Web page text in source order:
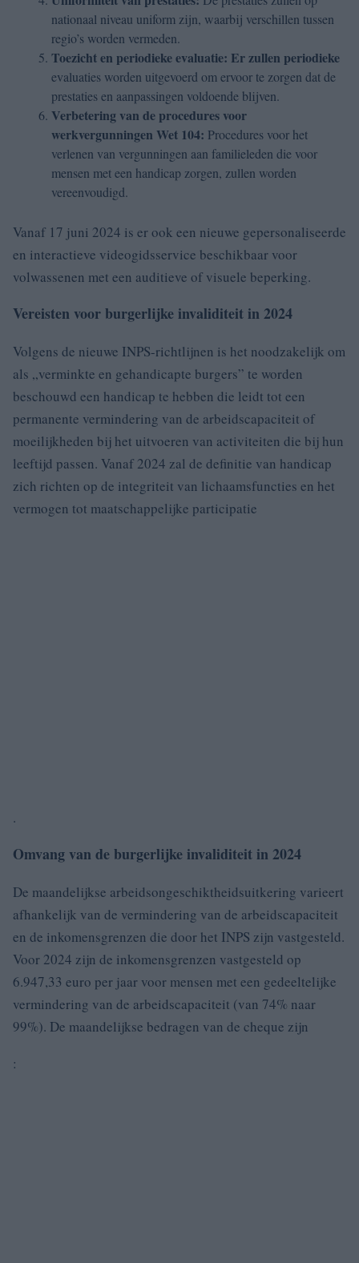
nationaal niveau uniform zijn, waarbij verschillen tussen
regio’s worden vermeden.
Toezicht en periodieke evaluatie: Er zullen periodieke
evaluaties worden uitgevoerd om ervoor te zorgen dat de
prestaties en aanpassingen voldoende blijven.
Verbetering van de procedures voor
werkvergunningen Wet 104: Procedures voor het
verlenen van vergunningen aan familieleden die voor
mensen met een handicap zorgen, zullen worden
vereenvoudigd.
Vanaf 17 juni 2024 is er ook een nieuwe gepersonaliseerde
en interactieve videogidsservice beschikbaar voor
volwassenen met een auditieve of visuele beperking.
Vereisten voor burgerlijke invaliditeit in 2024
Volgens de nieuwe INPS-richtlijnen is het noodzakelijk om
als „verminkte en gehandicapte burgers” te worden
beschouwd een handicap te hebben die leidt tot een
permanente vermindering van de arbeidscapaciteit of
moeilijkheden bij het uitvoeren van activiteiten die bij hun
leeftijd passen. Vanaf 2024 zal de definitie van handicap
zich richten op de integriteit van lichaamsfuncties en het
vermogen tot maatschappelijke participatie
.
Omvang van de burgerlijke invaliditeit in 2024
De maandelijkse arbeidsongeschiktheidsuitkering varieert
afhankelijk van de vermindering van de arbeidscapaciteit
en de inkomensgrenzen die door het INPS zijn vastgesteld.
Voor 2024 zijn de inkomensgrenzen vastgesteld op
6.947,33 euro per jaar voor mensen met een gedeeltelijke
vermindering van de arbeidscapaciteit (van 74% naar
99%). De maandelijkse bedragen van de cheque zijn
: